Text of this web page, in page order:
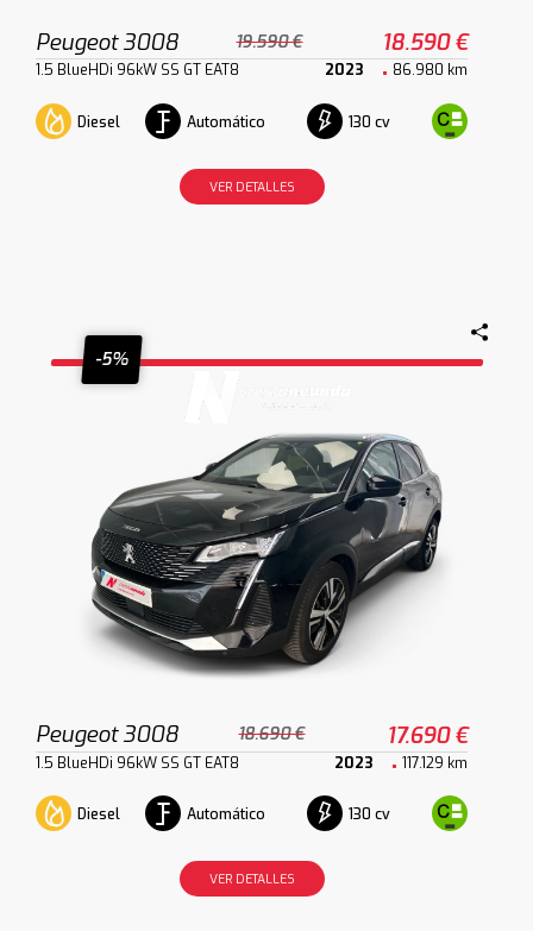
Peugeot 3008 19.590 € 18.590 €
1.5 BlueHDi 96kW SS GT EAT8 2023 86.980 km
Diesel Automático 130 cv
VER DETALLES
-5%
Peugeot 3008 18.690 € 17.690 €
1.5 BlueHDi 96kW SS GT EAT8 2023 117.129 km
Diesel Automático 130 cv
VER DETALLES